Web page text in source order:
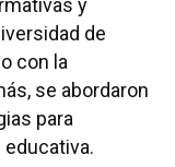
y
de
con la
se abordaron
para